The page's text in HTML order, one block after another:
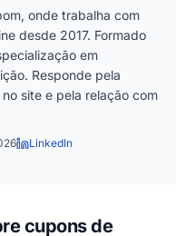
onde trabalha com
desde 2017. Formado
em
Responde pela
site e pela relação com
LinkedIn
cupons de